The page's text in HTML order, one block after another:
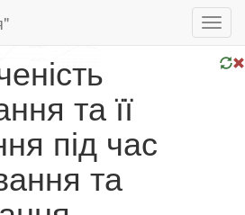
та її
під час
та